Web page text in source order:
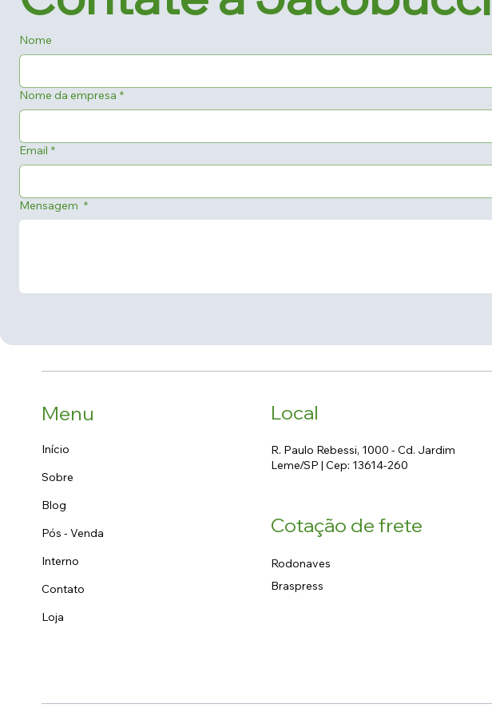
Nome
Nome da empresa *
Email *
Mensagem *
Menu
Início
Sobre
Blog
Pós - Venda
Interno
Contato
Loja
Local
R. Paulo Rebessi, 1000 - Cd. Jardim
Leme/SP | Cep: 13614-260
Cotação de frete
Rodonaves
Braspress